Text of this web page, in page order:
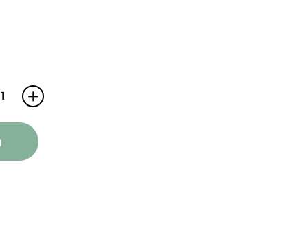
Nusnäs röd tyg metervara mängd